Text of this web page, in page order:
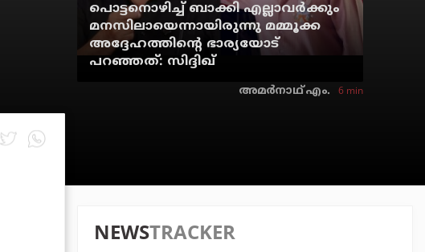
പൊട്ടനൊഴിച്ച് ബാക്കി എല്ലാവര്‍ക്കും
മനസിലായെന്നായിരുന്നു മമ്മൂക്ക
അദ്ദേഹത്തിന്റെ ഭാര്യയോട്
പറഞ്ഞത്: സിദ്ദിഖ്
അമര്‍നാഥ് എം. 6 min
NEWSTRACKER